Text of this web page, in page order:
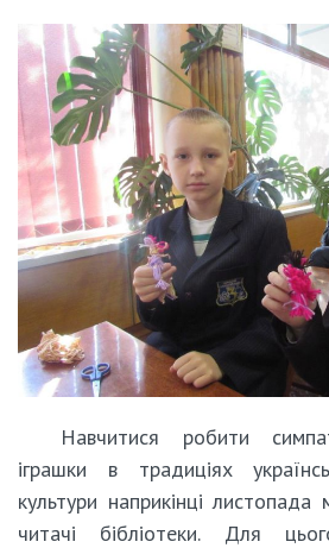
Навчитися робити
іграшки в традиціях
культури наприкінці
читачі бібліотеки. Для